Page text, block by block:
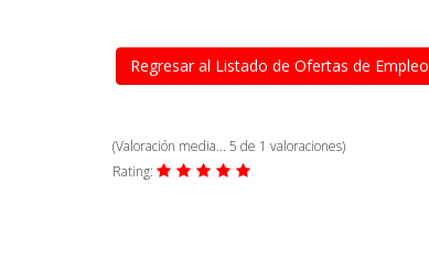
Regresar al Listado de Ofertas de Empleo
(Valoración media... 5 de 1 valoraciones)
Rating: